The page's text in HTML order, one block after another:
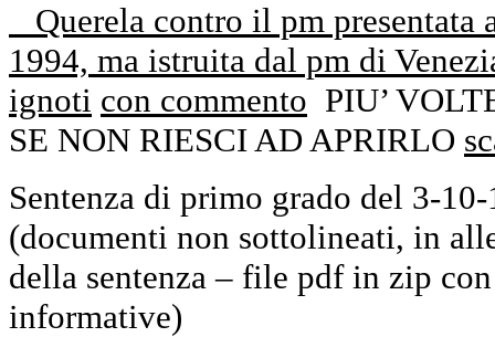
Querela contro il pm
1994, ma istruita dal pm di
ignoti con commento PIU’
SE NON RIESCI AD APRIRLO
Sentenza di primo grado del 3-
(documenti non sottolineati, in
della sentenza – file pdf in zip
informative)